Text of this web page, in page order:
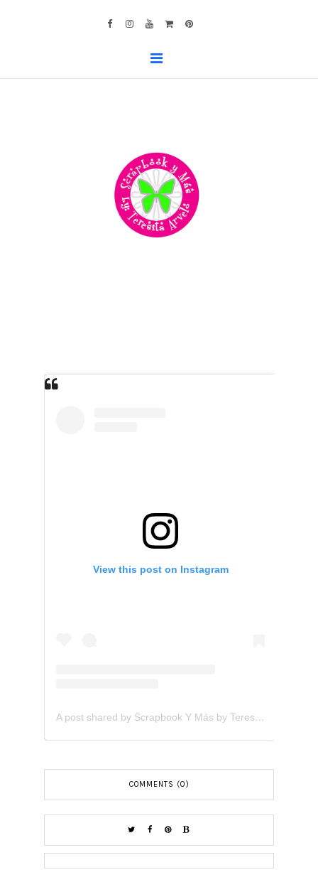
View this post on Instagram
A post shared by Scrapbook Y Más by Teresita Arvelo (@scrapbookymas)
COMMENTS (0)